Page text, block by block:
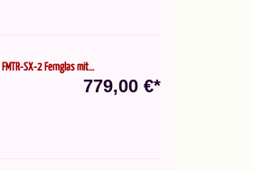
SX-2 Fernglas mit...
779,00 €*